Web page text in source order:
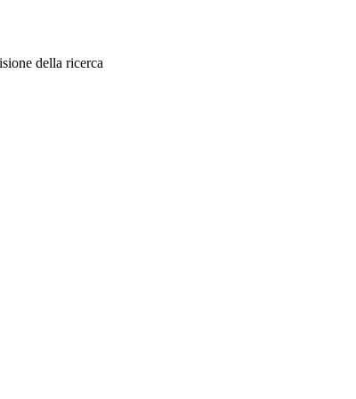
della ricerca